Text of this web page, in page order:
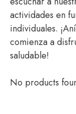
actividades en
individuales.
comienza a
saludable!
No products